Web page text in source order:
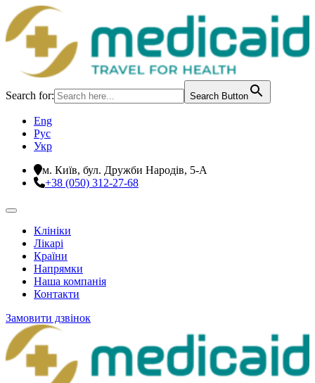
Search for: Search Button
Eng
Рус
Укр
м. Київ, бул. Дружби Народів, 5-А
+38 (050) 312-27-68
Клініки
Лікарі
Країни
Напрямки
Наша компанія
Контакти
Замовити дзвінок